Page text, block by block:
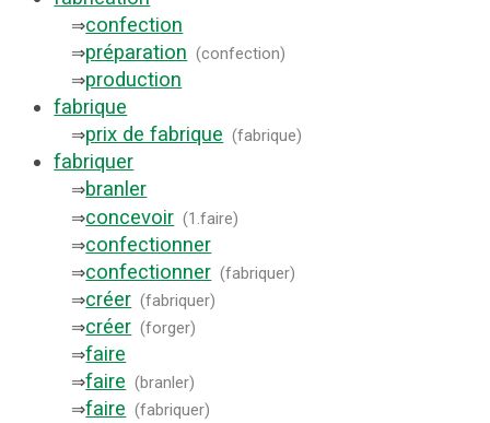
⇒confection
⇒préparation (confection)
⇒production
fabrique
⇒prix de fabrique (fabrique)
fabriquer
⇒branler
⇒concevoir (1.faire)
⇒confectionner
⇒confectionner (fabriquer)
⇒créer (fabriquer)
⇒créer (forger)
⇒faire
⇒faire (branler)
⇒faire (fabriquer)